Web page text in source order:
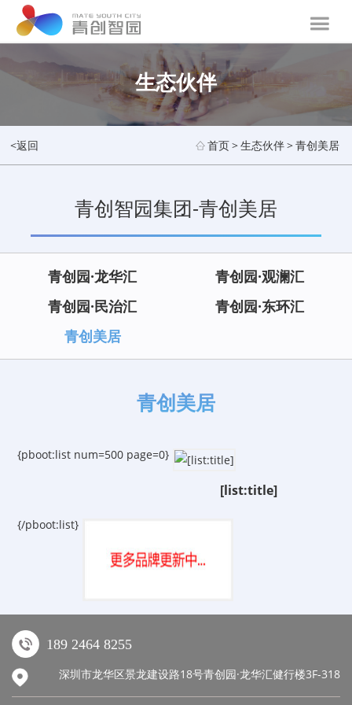
生态伙伴
<返回 首页>生态伙伴>青创美居
青创智园集团-青创美居
青创园·龙华汇
青创园·观澜汇
青创园·民治汇
青创园·东环汇
青创美居
青创美居
{pboot:list num=500 page=0}
[list:title]
{/pboot:list}
189 2464 8255
深圳市龙华区景龙建设路18号青创园·龙华汇健行楼3F-318